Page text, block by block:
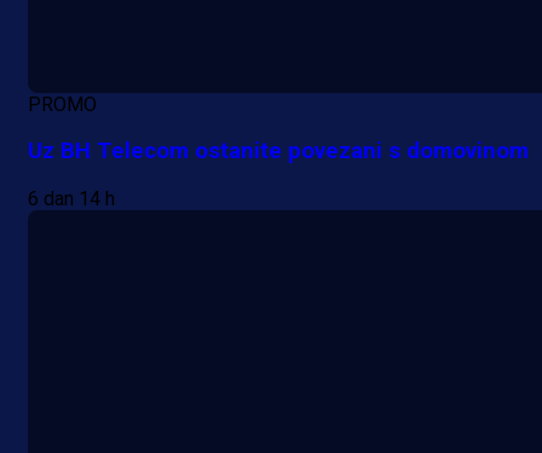
PROMO
Uz BH Telecom ostanite povezani s domovinom
6 dan 14 h